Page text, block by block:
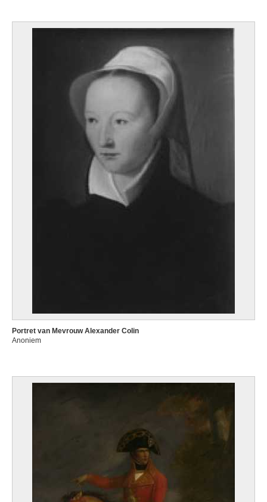
Portret van Mevrouw Alexander Colin
Anoniem